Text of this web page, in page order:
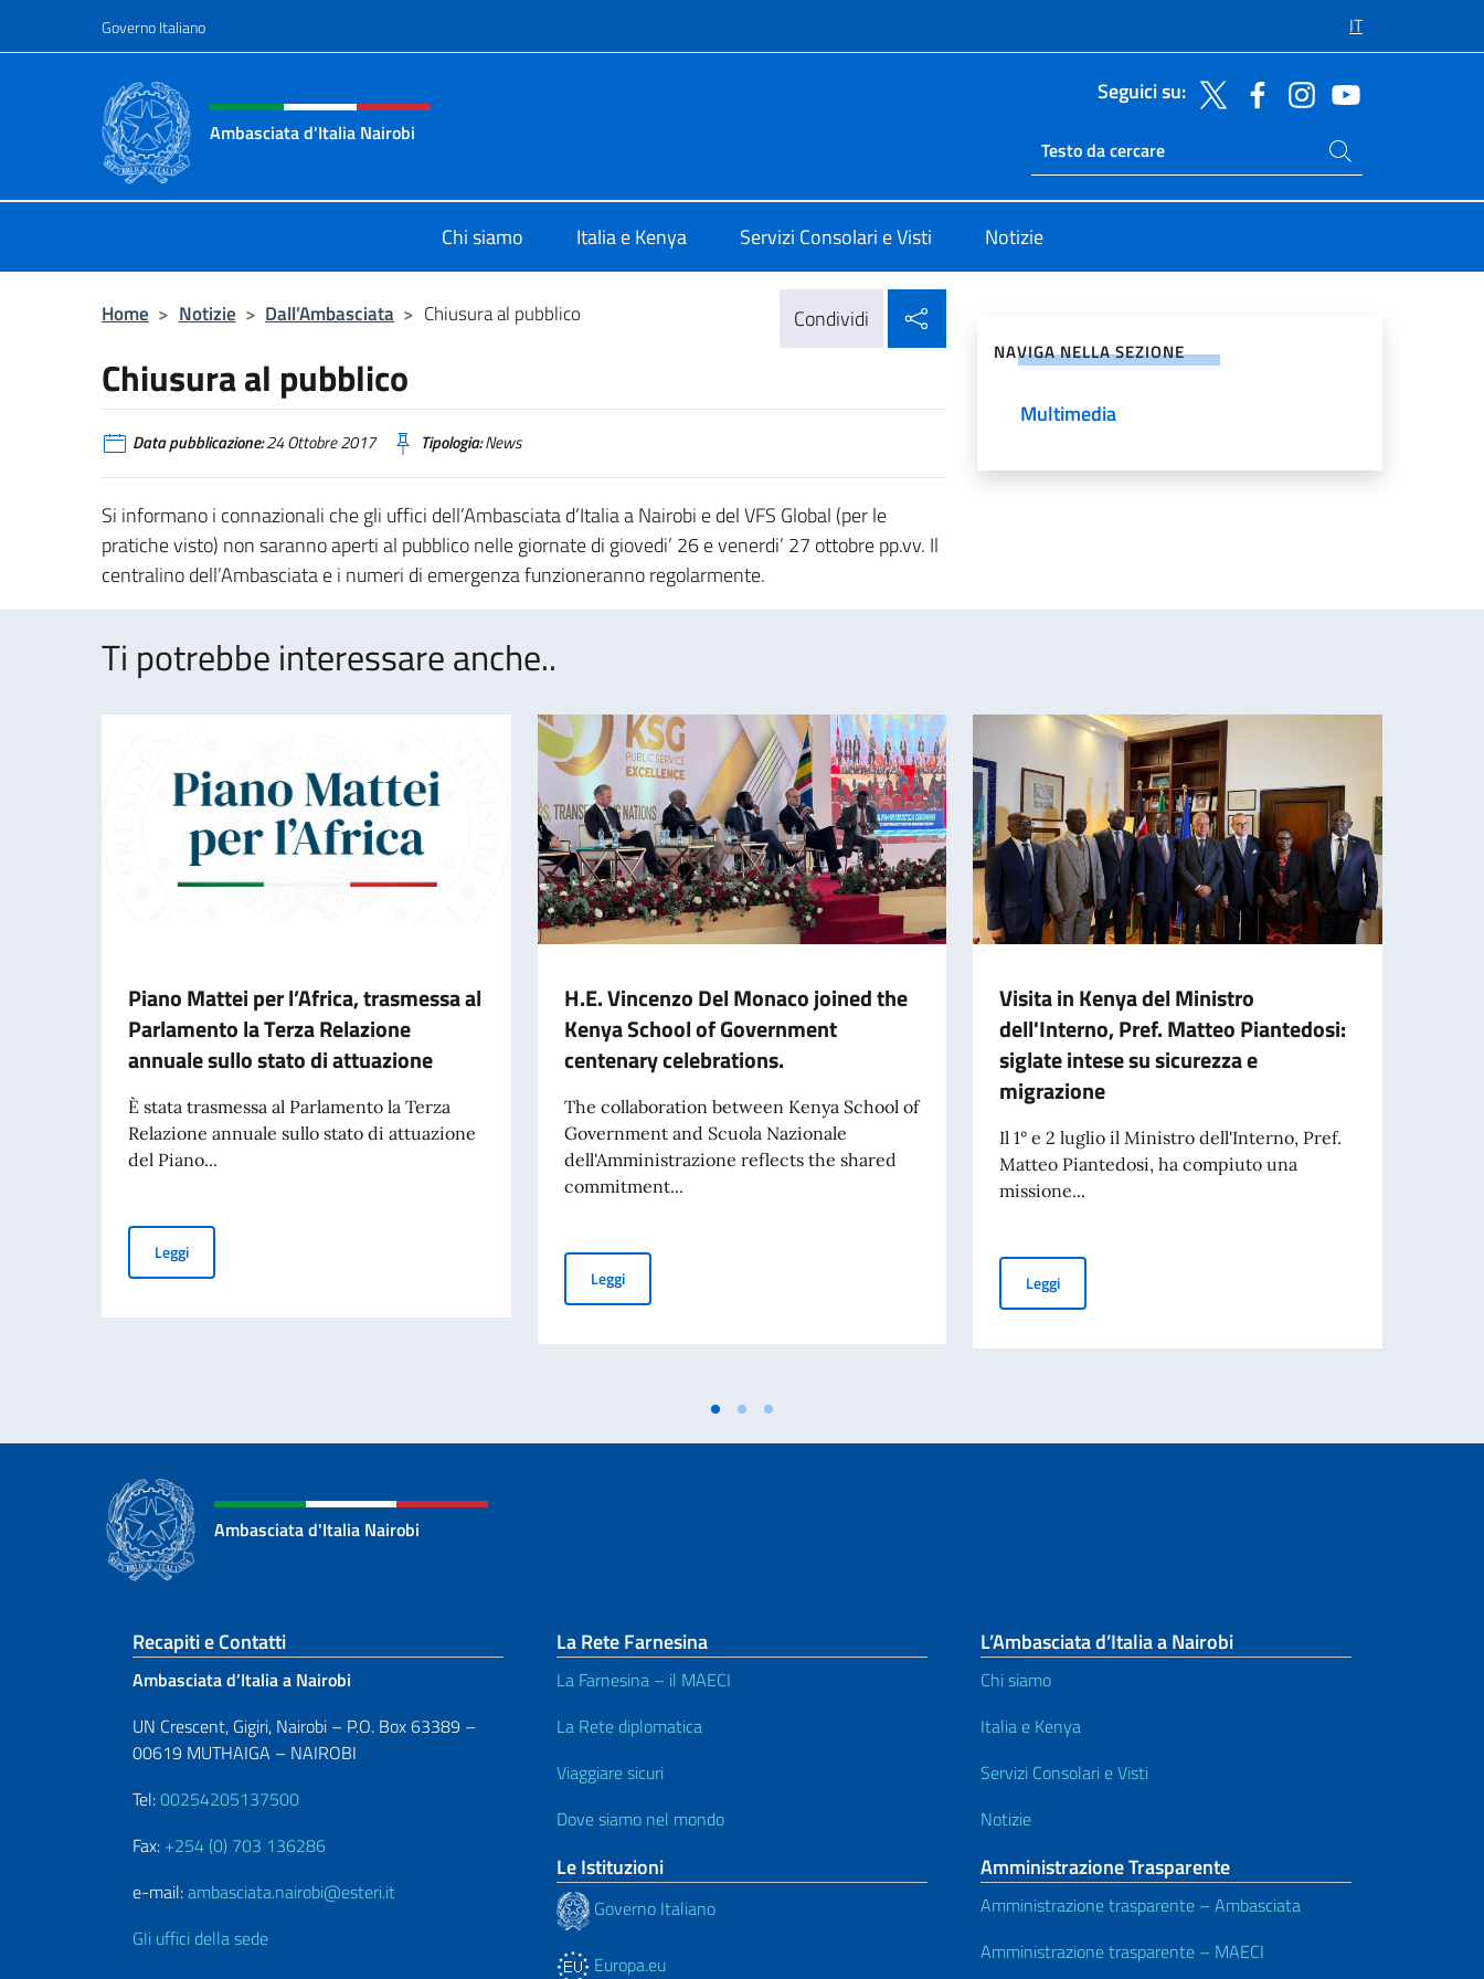
Governo Italiano IT
Intestazione sito, social e menù
Ambasciata d'Italia Nairobi
Seguici su:
Ricerca sito live
Cerca nel sito
Chi siamo Italia e Kenya Servizi Consolari e Visti Notizie
Home > Notizie > Dall’Ambasciata > Chiusura al pubblico Condividi
Chiusura al pubblico
Data pubblicazione:24 Ottobre 2017 Tipologia:News
Si informano i connazionali che gli uffici dell’Ambasciata d’Italia a Nairobi e del VFS Global (per le
pratiche visto) non saranno aperti al pubblico nelle giornate di giovedi’ 26 e venerdi’ 27 ottobre pp.vv. Il
centralino dell’Ambasciata e i numeri di emergenza funzioneranno regolarmente.
NAVIGA NELLA SEZIONE
Multimedia
Ti potrebbe interessare anche..
Piano Mattei per l’Africa, trasmessa al
Parlamento la Terza Relazione
annuale sullo stato di attuazione
È stata trasmessa al Parlamento la Terza
Relazione annuale sullo stato di attuazione
del Piano...
LeggiPiano Mattei per l’Africa, trasmessa al Parlamento la Terza Relazione annuale sullo stato di attuazione
H.E. Vincenzo Del Monaco joined the
Kenya School of Government
centenary celebrations.
The collaboration between Kenya School of
Government and Scuola Nazionale
dell'Amministrazione reflects the shared
commitment...
LeggiH.E. Vincenzo Del Monaco joined the Kenya School of Government centenary celebrations.
Visita in Kenya del Ministro
dell'Interno, Pref. Matteo Piantedosi:
siglate intese su sicurezza e
migrazione
Il 1° e 2 luglio il Ministro dell'Interno, Pref.
Matteo Piantedosi, ha compiuto una
missione...
LeggiVisita in Kenya del Ministro dell'Interno, Pref. Matteo
Ambasciata d'Italia Nairobi
Sezione footer
Recapiti e Contatti
Ambasciata d’Italia a Nairobi
UN Crescent, Gigiri, Nairobi – P.O. Box 63389 –
00619 MUTHAIGA – NAIROBI
Tel:00254205137500
Fax: +254 (0) 703 136286
e-mail:ambasciata.nairobi@esteri.it
Gli uffici della sede
La Rete Farnesina
La Farnesina – il MAECI
La Rete diplomatica
Viaggiare sicuri
Dove siamo nel mondo
Le Istituzioni
Governo Italiano
Europa.eu
L’Ambasciata d’Italia a Nairobi
Chi siamo
Italia e Kenya
Servizi Consolari e Visti
Notizie
Amministrazione Trasparente
Amministrazione trasparente – Ambasciata
Amministrazione trasparente – MAECI